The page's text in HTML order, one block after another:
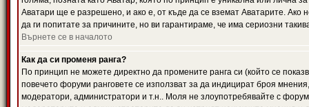
Аватари ще е разрешено, и ако е, от къде да се вземат Аватарите.
да ги попитате за причините, но ви гарантираме, че има сериозни
Върнете се в началото
Как да си променя ранга?
По принцип не можете директно да промените ранга си (който се
повечето форуми ранговете се използват за да индицират броя
модератори, администратори и т.н.. Моля не злоупотребявайте с